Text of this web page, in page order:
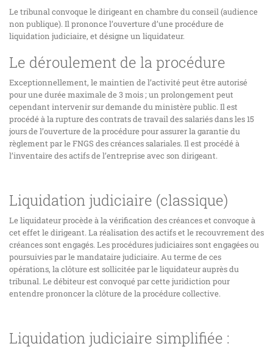
Le tribunal convoque le dirigeant en chambre du conseil (audience
non publique). Il prononce l’ouverture d’une procédure de
liquidation judiciaire, et désigne un liquidateur.
Le déroulement de la procédure
Exceptionnellement, le maintien de l’activité peut être autorisé
pour une durée maximale de 3 mois ; un prolongement peut
cependant intervenir sur demande du ministère public. Il est
procédé à la rupture des contrats de travail des salariés dans les 15
jours de l’ouverture de la procédure pour assurer la garantie du
règlement par le FNGS des créances salariales. Il est procédé à
l’inventaire des actifs de l’entreprise avec son dirigeant.
Liquidation judiciaire (classique)
Le liquidateur procède à la vérification des créances et convoque à
cet effet le dirigeant. La réalisation des actifs et le recouvrement des
créances sont engagés. Les procédures judiciaires sont engagées ou
poursuivies par le mandataire judiciaire. Au terme de ces
opérations, la clôture est sollicitée par le liquidateur auprès du
tribunal. Le débiteur est convoqué par cette juridiction pour
entendre prononcer la clôture de la procédure collective.
Liquidation judiciaire simplifiée :